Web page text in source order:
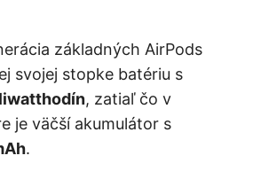
základných AirPods
svojej stopke batériu s
, zatiaľ čo v
je väčší akumulátor s
.